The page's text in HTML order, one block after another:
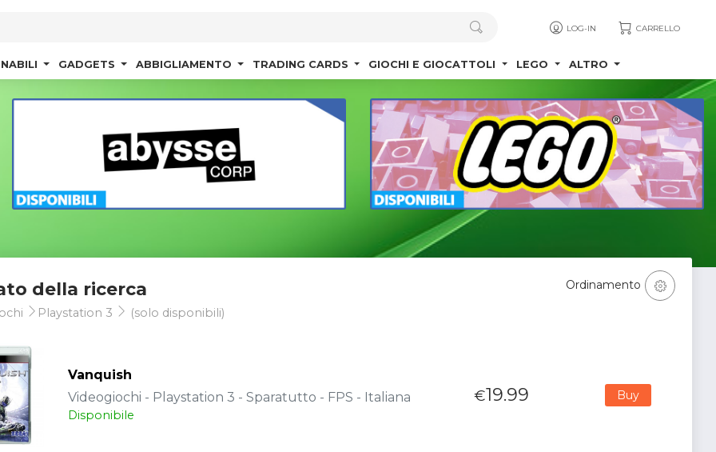
LOG-IN CARRELLO
GADGETS ABBIGLIAMENTO TRADING CARDS GIOCHI E GIOCATTOLI LEGO ALTRO
della ricerca
Playstation 3 (solo disponibili)
Ordinamento
Vanquish
Videogiochi - Playstation 3 - Sparatutto - FPS - Italiana
Disponibile
€19.99 Buy